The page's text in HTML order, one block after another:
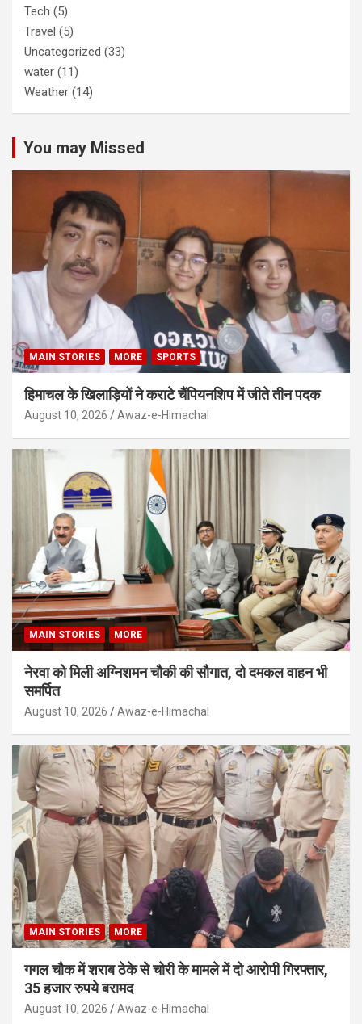
Tech (5)
Travel (5)
Uncategorized (33)
water (11)
Weather (14)
You may Missed
MAIN STORIES MORE SPORTS
हिमाचल के खिलाड़ियों ने कराटे चैंपियनशिप में जीते तीन पदक
August 10, 2026 Awaz-e-Himachal
MAIN STORIES MORE
नेरवा को मिली अग्निशमन चौकी की सौगात, दो दमकल वाहन भी
समर्पित
August 10, 2026 Awaz-e-Himachal
MAIN STORIES MORE
गगल चौक में शराब ठेके से चोरी के मामले में दो आरोपी गिरफ्तार,
35 हजार रुपये बरामद
August 10, 2026 Awaz-e-Himachal